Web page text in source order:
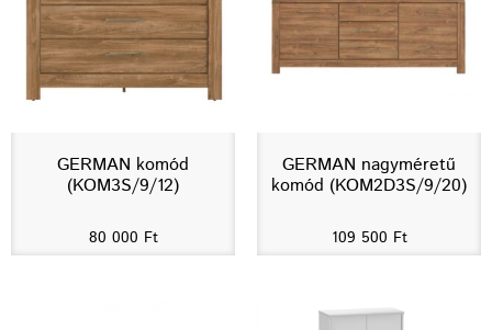
GERMAN komód
(KOM3S/9/12)
80 000 Ft
GERMAN nagyméretű
komód (KOM2D3S/9/20)
109 500 Ft